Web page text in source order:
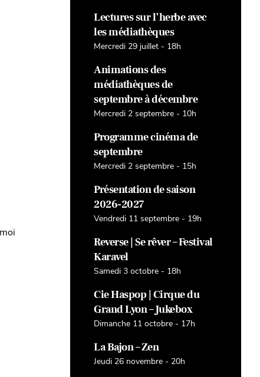
Lectures sur l’herbe avec
les médiathèques
Mercredi 29 juillet - 18h
Animations des
médiathèques de
septembre à décembre
Mercredi 2 septembre - 10h
Programme cinéma de
septembre
Mercredi 2 septembre - 15h
Présentation de saison
2026-2027
Vendredi 11 septembre - 19h
Reverse | Se rêver – Festival
Karavel
Samedi 3 octobre - 18h
Cie Haspop | Cirque du
Grand Lyon – Jukebox
Dimanche 11 octobre - 17h
La Bajon – Zen
Jeudi 26 novembre - 20h